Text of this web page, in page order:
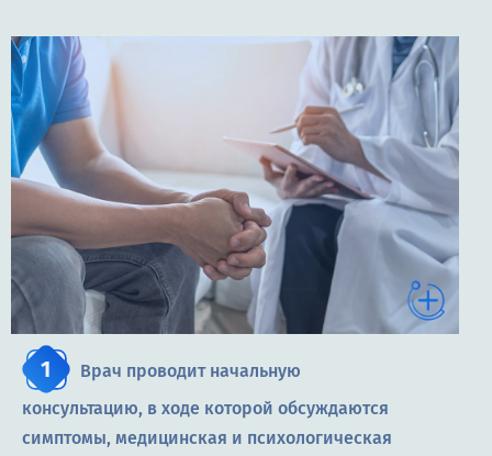
Врач проводит начальную
консультацию, в ходе которой обсуждаются
симптомы, медицинская и психологическая